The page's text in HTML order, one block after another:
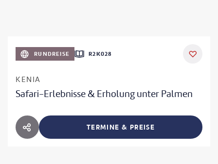
RUNDREISE R2K028
KENIA
Safari-Erlebnisse & Erholung unter Palmen
HOTEL TEILEN TERMINE & PREISE